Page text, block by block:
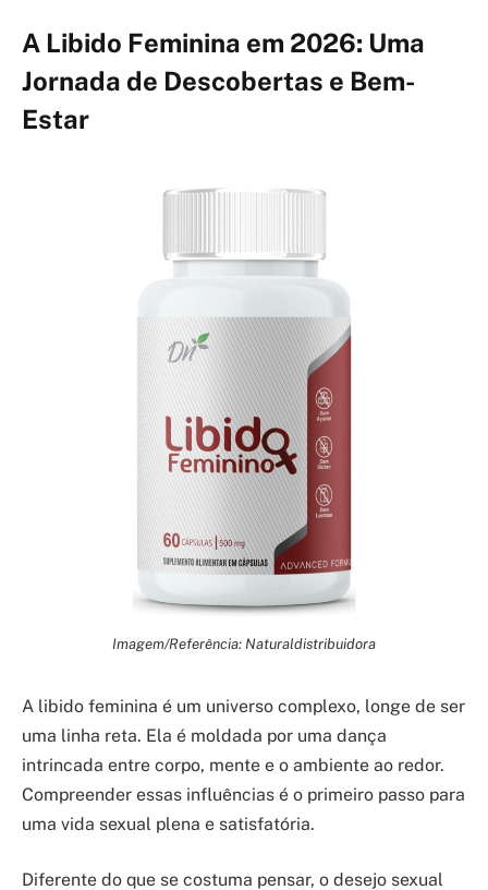
A Libido Feminina em 2026: Uma
Jornada de Descobertas e Bem-
Estar
Imagem/Referência: Naturaldistribuidora
A libido feminina é um universo complexo, longe de ser
uma linha reta. Ela é moldada por uma dança
intrincada entre corpo, mente e o ambiente ao redor.
Compreender essas influências é o primeiro passo para
uma vida sexual plena e satisfatória.
Diferente do que se costuma pensar, o desejo sexual